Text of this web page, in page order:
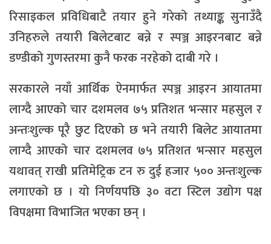
रिसाइकल प्रविधिबाटै तयार हुने गरेको तथ्याङ्क सुनाउँदै
उनिहरुले तयारी बिलेटबाट बन्ने र स्पञ्ज आइरनबाट बन्ने
डण्डीको गुणस्तरमा कुनै फरक नरहेको दाबी गरे ।
सरकारले नयाँ आर्थिक ऐनमार्फत स्पञ्ज आइरन आयातमा
लाग्दै आएको चार दशमलव ७५ प्रतिशत भन्सार महसुल र
अन्तःशुल्क पूरै छुट दिएको छ भने तयारी बिलेट आयातमा
लाग्दै आएको चार दशमलव ७५ प्रतिशत भन्सार महसुल
यथावत् राखी प्रतिमेट्रिक टन रु दुई हजार ५०० अन्तःशुल्क
लगाएको छ । यो निर्णयपछि ३० वटा स्टिल उद्योग पक्ष
विपक्षमा विभाजित भएका छन् ।